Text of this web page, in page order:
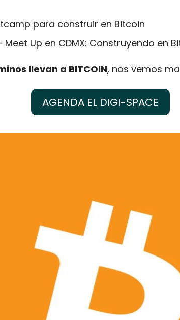
para construir en Bitcoin
Meet Up en CDMX: Construyendo en
llevan a BITCOIN, nos vemos
AGENDA EL DIGI-SPACE